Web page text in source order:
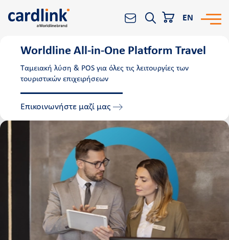
POS
Reporting & Analytics
Worldline
All-in-One Platform
All-in-One Retail
All-in-One Ordering
All-in-Οne Booking
All-in-Οne Travel
Αναζήτηση
EN
Worldline All-in-Οne Platform Travel
Ταμειακή λύση & POS για όλες τις λειτουργίες των
τουριστικών επιχειρήσεων
Επικοινωνήστε μαζί μας